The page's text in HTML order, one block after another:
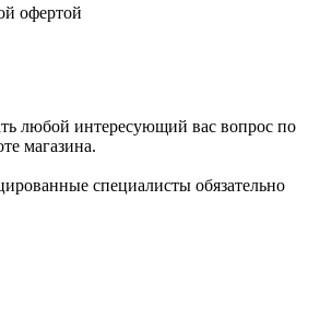
офертой
любой интересующий вас вопрос по
магазина.
специалисты обязательно